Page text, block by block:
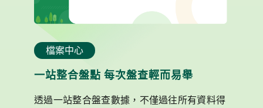
檔案中心
一站整合盤點 每次盤查輕而易舉
透過一站整合盤查數據，不僅過往所有資料得